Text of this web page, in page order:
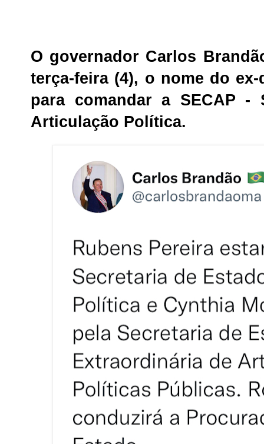
O governador Carlos
terça-feira (4), o nome do
para comandar a SECAP -
Articulação Política.